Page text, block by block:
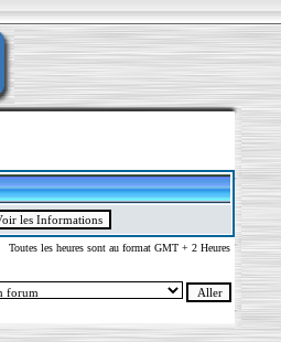
Toutes les heures sont au format GMT + 2 Heures